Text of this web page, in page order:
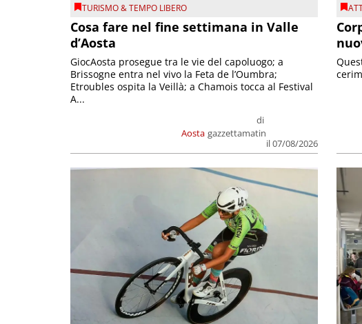
TURISMO & TEMPO LIBERO
Cosa fare nel fine settimana in Valle
d’Aosta
Aosta
di
gazzettamatin
il 07/08/2026
GiocAosta prosegue tra le vie del capoluogo; a
Brissogne entra nel vivo la Feta de l’Oumbra;
Etroubles ospita la Veillà; a Chamois tocca al Festival
A...